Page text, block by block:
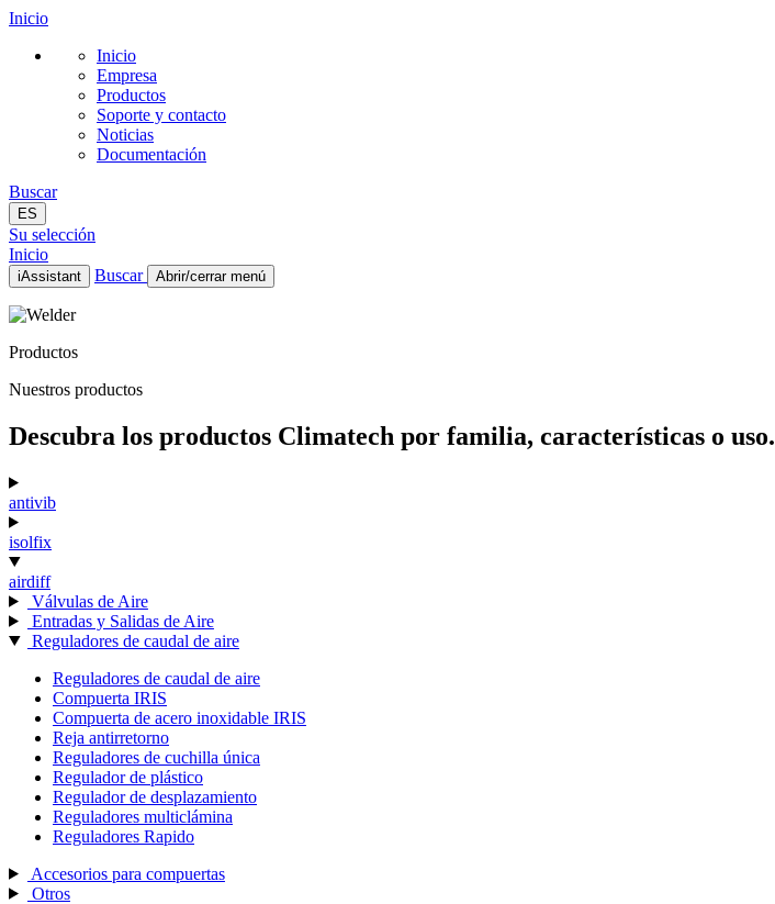
Inicio
Inicio
Empresa
Productos
Soporte y contacto
Noticias
Documentación
Buscar
ES
Su selección
Inicio
iAssistant Buscar Abrir/cerrar menú
Inicio
Productos
Noticias
ES
Productos
Nuestros productos
Descubra los productos Climatech por familia, características o uso.
antivib
isolfix
airdiff
Válvulas de Aire
Entradas y Salidas de Aire
Reguladores de caudal de aire
Reguladores de caudal de aire
Compuerta IRIS
Compuerta de acero inoxidable IRIS
Reja antirretorno
Reguladores de cuchilla única
Regulador de plástico
Regulador de desplazamiento
Reguladores multiclámina
Reguladores Rapido
Accesorios para compuertas
Otros